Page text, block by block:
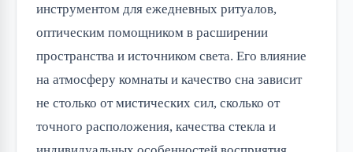
инструментом для ежедневных ритуалов,
оптическим помощником в расширении
пространства и источником света. Его влияние
на атмосферу комнаты и качество сна зависит
не столько от мистических сил, сколько от
точного расположения, качества стекла и